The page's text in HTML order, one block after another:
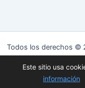
Todos los derechos ©
Política de
Este sitio usa
información